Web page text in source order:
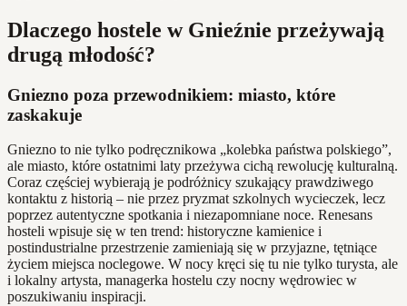
Dlaczego hostele w Gnieźnie przeżywają
drugą młodość?
Gniezno poza przewodnikiem: miasto, które
zaskakuje
Gniezno to nie tylko podręcznikowa „kolebka państwa polskiego”,
ale miasto, które ostatnimi laty przeżywa cichą rewolucję kulturalną.
Coraz częściej wybierają je podróżnicy szukający prawdziwego
kontaktu z historią – nie przez pryzmat szkolnych wycieczek, lecz
poprzez autentyczne spotkania i niezapomniane noce. Renesans
hosteli wpisuje się w ten trend: historyczne kamienice i
postindustrialne przestrzenie zamieniają się w przyjazne, tętniące
życiem miejsca noclegowe. W nocy kręci się tu nie tylko turysta, ale
i lokalny artysta, managerka hostelu czy nocny wędrowiec w
poszukiwaniu inspiracji.